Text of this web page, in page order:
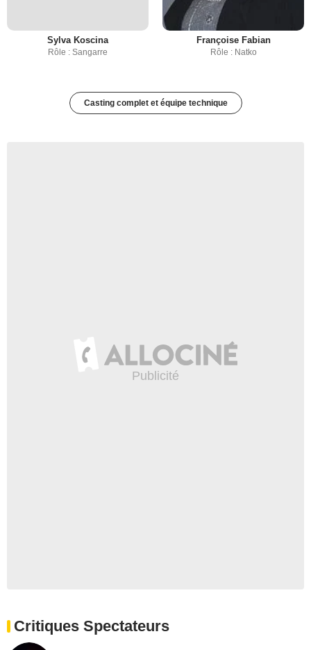
Sylva Koscina
Rôle : Sangarre
Françoise Fabian
Rôle : Natko
Casting complet et équipe technique
Critiques Spectateurs